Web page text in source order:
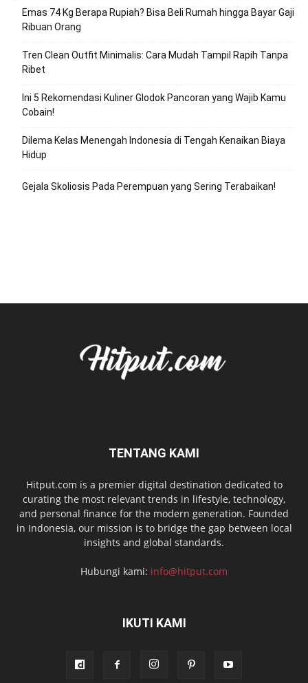
Emas 74 Kg Berapa Rupiah? Bisa Beli Rumah hingga Bayar Gaji
Ribuan Orang
Tren Clean Outfit Minimalis: Cara Mudah Tampil Rapih Tanpa
Ribet
Ini 5 Rekomendasi Kuliner Glodok Pancoran yang Wajib Kamu
Cobain!
Dilema Kelas Menengah Indonesia di Tengah Kenaikan Biaya
Hidup
Gejala Skoliosis Pada Perempuan yang Sering Terabaikan!
TENTANG KAMI
Hitput.com is a premier digital destination dedicated to
curating the most relevant trends in lifestyle, technology,
and personal finance for the modern generation. Founded
in Indonesia, our mission is to bridge the gap between local
insights and global standards.
Hubungi kami: info@hitput.com
IKUTI KAMI